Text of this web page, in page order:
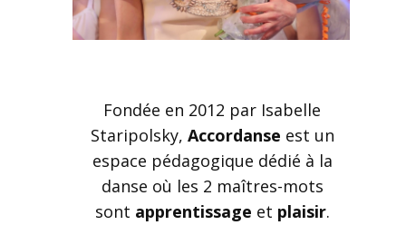
Fondée en 2012 par Isabelle
Staripolsky, Accordanse est un
espace pédagogique dédié à la
danse où les 2 maîtres-mots
sont apprentissage et plaisir.